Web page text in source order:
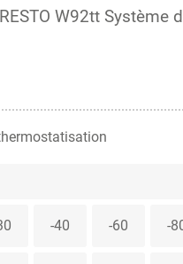
W92tt
-40 -60 -